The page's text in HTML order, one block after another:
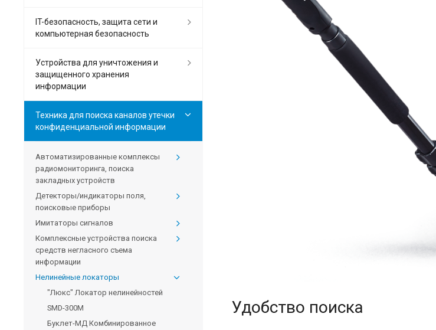
Удобство поиска
IT-безопасность, защита сети и
компьютерная безопасность
Устройства для уничтожения и
защищенного хранения
информации
Техника для поиска каналов утечки
конфиденциальной информации
Автоматизированные комплексы
радиомониторинга, поиска
закладных устройств
Детекторы/индикаторы поля,
поисковые приборы
Имитаторы сигналов
Комплексные устройства поиска
средств негласного съема
информации
Нелинейные локаторы
"Люкс" Локатор нелинейностей
SMD-300М
Буклет-МД Комбинированное